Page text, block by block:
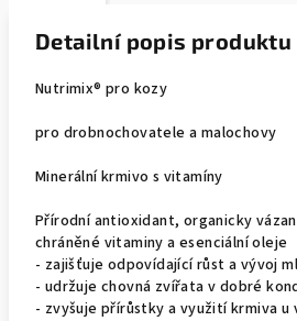
Detailní popis produktu
Nutrimix® pro kozy
pro drobnochovatele a malochovy
Minerální krmivo s vitamíny
Přírodní antioxidant, organicky
chráněné vitaminy a esenciální oleje
- zajišťuje odpovídající růst a vývoj
- udržuje chovná zvířata v dobré
- zvyšuje přírůstky a využití krmiva u